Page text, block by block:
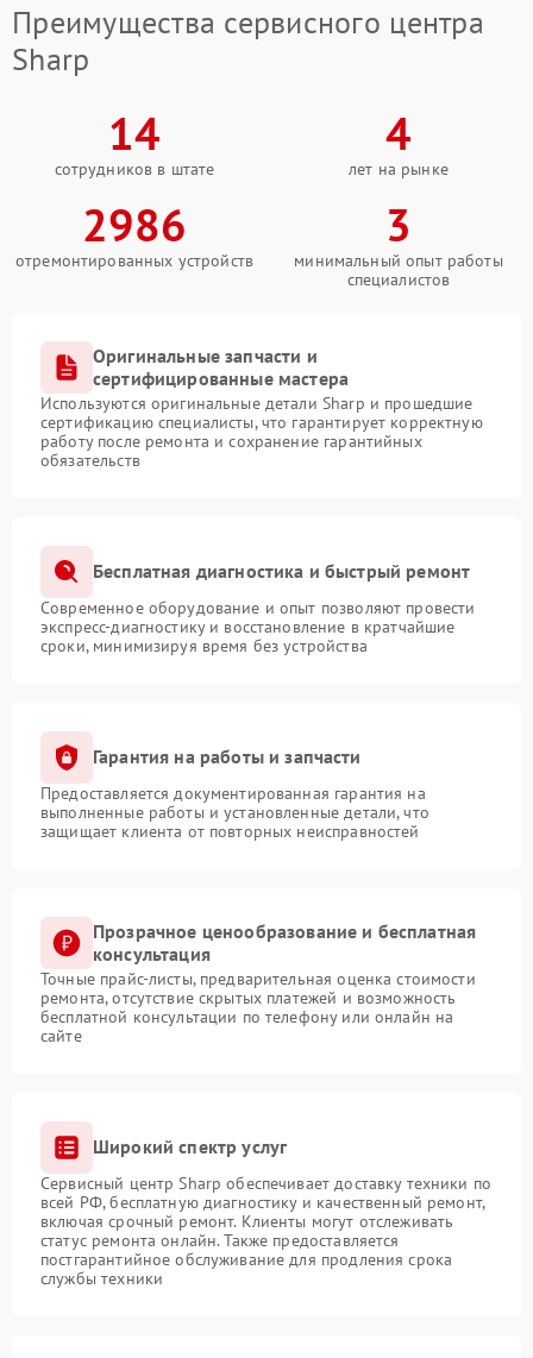
Преимущества сервисного центра
Sharp
14
сотрудников в штате
4
лет на рынке
2986
отремонтированных устройств
3
минимальный опыт работы
специалистов
Оригинальные запчасти и
сертифицированные мастера
Используются оригинальные детали Sharp и прошедшие
сертификацию специалисты, что гарантирует корректную
работу после ремонта и сохранение гарантийных
обязательств
Бесплатная диагностика и быстрый ремонт
Современное оборудование и опыт позволяют провести
экспресс-диагностику и восстановление в кратчайшие
сроки, минимизируя время без устройства
Гарантия на работы и запчасти
Предоставляется документированная гарантия на
выполненные работы и установленные детали, что
защищает клиента от повторных неисправностей
Прозрачное ценообразование и бесплатная
консультация
Точные прайс-листы, предварительная оценка стоимости
ремонта, отсутствие скрытых платежей и возможность
бесплатной консультации по телефону или онлайн на
сайте
Широкий спектр услуг
Сервисный центр Sharp обеспечивает доставку техники по
всей РФ, бесплатную диагностику и качественный ремонт,
включая срочный ремонт. Клиенты могут отслеживать
статус ремонта онлайн. Также предоставляется
постгарантийное обслуживание для продления срока
службы техники